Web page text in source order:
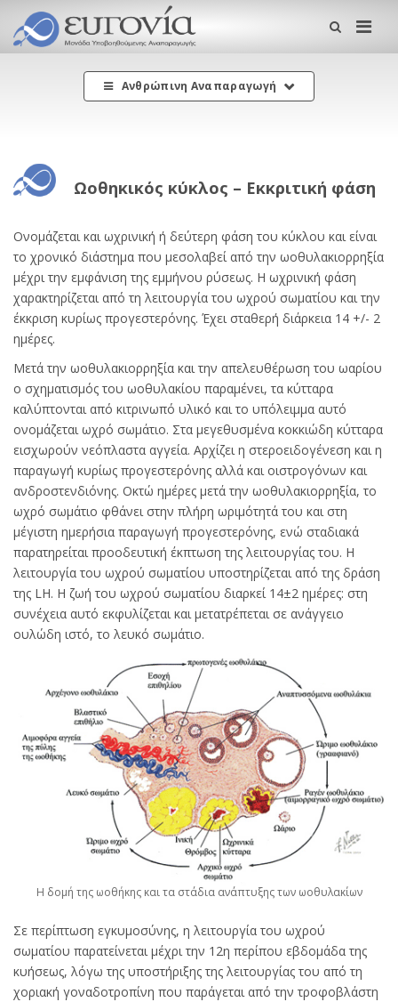
Ανθρώπινη Αναπαραγωγή
Ωοθηκικός κύκλος – Εκκριτική φάση
Ονομάζεται και ωχρινική ή δεύτερη φάση του κύκλου και είναι
το χρονικό διάστημα που μεσολαβεί από την ωοθυλακιορρηξία
μέχρι την εμφάνιση της εμμήνου ρύσεως. Η ωχρινική φάση
χαρακτηρίζεται από τη λειτουργία του ωχρού σωματίου και την
έκκριση κυρίως προγεστερόνης. Έχει σταθερή διάρκεια 14 +/- 2
ημέρες.
Μετά την ωοθυλακιορρηξία και την απελευθέρωση του ωαρίου
ο σχηματισμός του ωοθυλακίου παραμένει, τα κύτταρα
καλύπτονται από κιτρινωπό υλικό και το υπόλειμμα αυτό
ονομάζεται ωχρό σωμάτιο. Στα μεγεθυσμένα κοκκιώδη κύτταρα
εισχωρούν νεόπλαστα αγγεία. Αρχίζει η στεροειδογένεση και η
παραγωγή κυρίως προγεστερόνης αλλά και οιστρογόνων και
ανδροστενδιόνης. Οκτώ ημέρες μετά την ωοθυλακιορρηξία, το
ωχρό σωμάτιο φθάνει στην πλήρη ωριμότητά του και στη
μέγιστη ημερήσια παραγωγή προγεστερόνης, ενώ σταδιακά
παρατηρείται προοδευτική έκπτωση της λειτουργίας του. Η
λειτουργία του ωχρού σωματίου υποστηρίζεται από της δράση
της LH. Η ζωή του ωχρού σωματίου διαρκεί 14±2 ημέρες: στη
συνέχεια αυτό εκφυλίζεται και μετατρέπεται σε ανάγγειο
ουλώδη ιστό, το λευκό σωμάτιο.
Η δομή της ωοθήκης και τα στάδια ανάπτυξης των ωοθυλακίων
Σε περίπτωση εγκυμοσύνης, η λειτουργία του ωχρού
σωματίου παρατείνεται μέχρι την 12η περίπου εβδομάδα της
κυήσεως, λόγω της υποστήριξης της λειτουργίας του από τη
χοριακή γοναδοτροπίνη που παράγεται από την τροφοβλάστη